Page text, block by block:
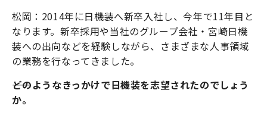
松岡：2014年に日機装へ新卒入社し、今年で11年目と
なります。新卒採用や当社のグループ会社・宮崎日機
装への出向などを経験しながら、さまざまな人事領域
の業務を行なってきました。
――どのようなきっかけで日機装を志望されたのでしょう
か。